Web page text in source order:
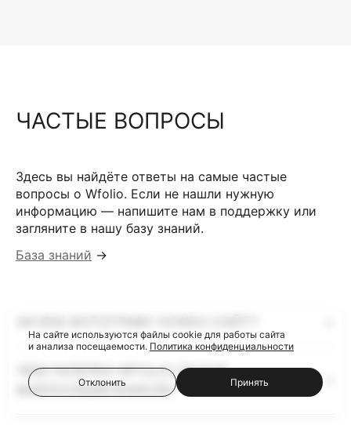
ЧАСТЫЕ ВОПРОСЫ
Здесь вы найдёте ответы на самые частые
вопросы о Wfolio. Если не нашли нужную
информацию — напишите нам в поддержку или
загляните в нашу базу знаний.
База знаний →
ЧЕМ ГАЛЕРЕИ WFOLIO ЛУЧШЕ
ФАЙЛООБМЕННИКОВ?
На сайте используются файлы cookie для работы сайта
и анализа посещаемости. Политика конфиденциальности
Отклонить Принять